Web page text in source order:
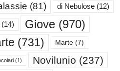
(81) di Nebulose (12)
(14) Giove (970)
(731) Marte (7)
(1) Novilunio (237)